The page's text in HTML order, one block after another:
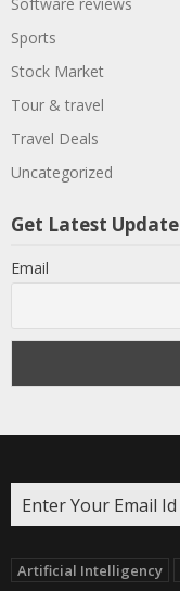
Sports
Stock Market
Tour & travel
Travel Deals
Uncategorized
Get Latest Update
Email
Artificial Intelligency